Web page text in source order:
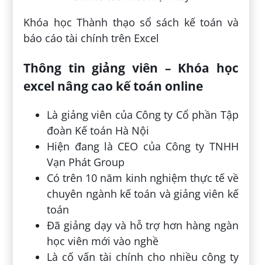
Khóa học Thành thạo sổ sách kế toán và
báo cáo tài chính trên Excel
Thông tin giảng viên – Khóa học
excel nâng cao kế toán online
Là giảng viên của Công ty Cổ phần Tập
đoàn Kế toán Hà Nội
Hiện đang là CEO của Công ty TNHH
Vạn Phát Group
Có trên 10 năm kinh nghiệm thực tế về
chuyên ngành kế toán và giảng viên kế
toán
Đã giảng dạy và hỗ trợ hơn hàng ngàn
học viên mới vào nghề
Là cố vấn tài chính cho nhiều công ty